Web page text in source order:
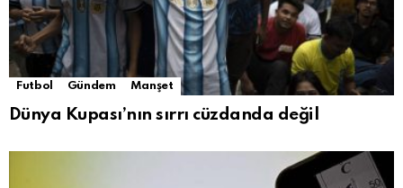
Futbol Gündem Manşet
Dünya Kupası’nın sırrı cüzdanda değil